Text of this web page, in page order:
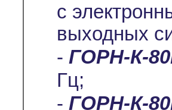
с
выходных
- ГОРН-К-
Гц;
- ГОРН-К-